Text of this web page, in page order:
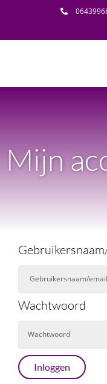
Mijn
Wachtwoord
Inloggen